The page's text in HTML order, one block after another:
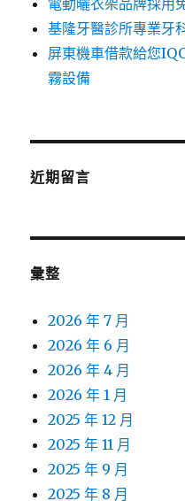
電動曬衣架品牌採用
基隆牙醫診所專業牙
屏東機車借款給您
霧設備
近期留言
彙整
2026 年 7 月
2026 年 6 月
2026 年 4 月
2026 年 1 月
2025 年 12 月
2025 年 11 月
2025 年 9 月
2025 年 8 月